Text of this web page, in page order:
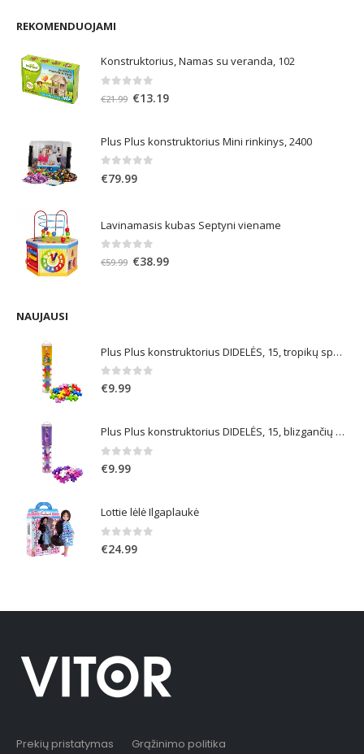
REKOMENDUOJAMI
Konstruktorius, Namas su veranda, 102
out of 5
€21.99 Original
€21.99.
€13.19Current
€13.19.
Plus Plus konstruktorius Mini rinkinys, 2400
0out of 5
€79.99
Lavinamasis kubas Septyni viename
out of 5
€59.99 Original
€38.99Current
NAUJAUSI
Plus Plus konstruktorius DIDELĖS, 15, tropikų spalvos
0out of 5
€9.99
Plus Plus konstruktorius DIDELĖS, 15, blizgančių spalvų
0out of 5
€9.99
Lottie lėlė Ilgaplaukė
0 out of 5
€24.99
Prekių pristatymas
Grąžinimo politika